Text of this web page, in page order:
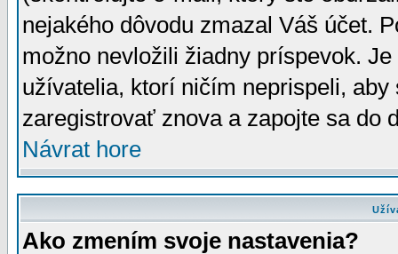
nejakého dôvodu zmazal Váš účet.
možno nevložili žiadny príspevok.
užívatelia, ktorí ničím neprispeli,
zaregistrovať znova a zapojte sa do
Návrat hore
Ako zmením svoje nastavenia?